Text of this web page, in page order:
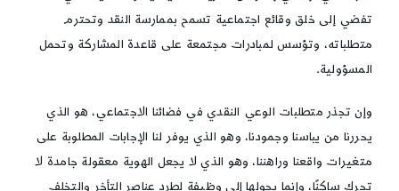
تفضي إلى خلق وقائع اجتماعية تسمح بممارسة النقد وتحترم
متطلباته، وتؤسس لمبادرات مجتمعة على قاعدة المشاركة وتحمل
المسؤولية.
وإن تجذر متطلبات الوعي النقدي في فضائنا الاجتماعي، هو الذي
يحررنا من يباسنا وجمودنا، وهو الذي يوفر لنا الإجابات المطلوبة على
متغيرات واقعنا وراهننا، وهو الذي لا يجعل الهوية معقولة جامدة لا
تحرك ساكنًا، وإنما يحولها إلى وظيفة لطرد عناصر التأخر والتخلف